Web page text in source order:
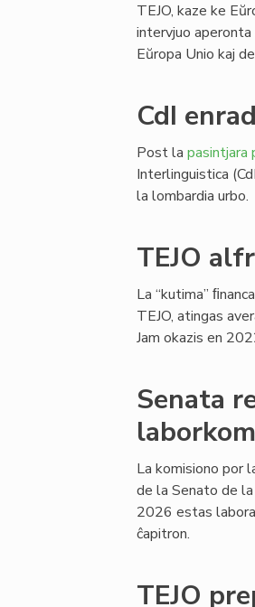
TEJO, kaze ke
intervjuo aperonta
Eŭropa Unio kaj
CdI
Post la pasintjara
Interlinguistica
la lombardia urbo.
TEJO
La “kutima”
TEJO, atingas
Jam okazis en
Senata
La komisiono por
de la Senato de
2026 estas
ĉapitron.
TEJO